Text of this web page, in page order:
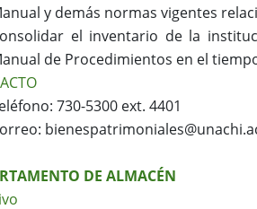
y demás normas vigentes
el inventario de la
de Procedimientos en el
730-5300 ext. 4401
DE ALMACÉN